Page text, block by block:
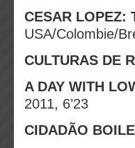
CESAR LOPEZ:
USA/Colombie/
CULTURAS DE
A DAY WITH
2011, 6’23
CIDADÃO